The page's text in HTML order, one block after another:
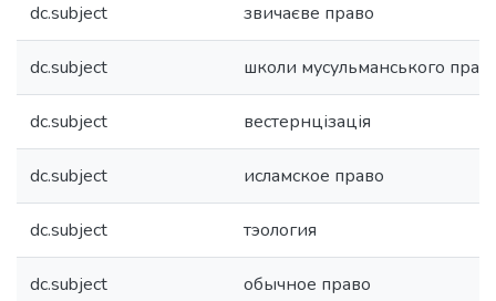
dc.subject звичаєве право
dc.subject школи мусульманського
dc.subject вестернцізація
dc.subject исламское право
dc.subject тэология
dc.subject обычное право